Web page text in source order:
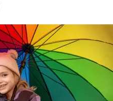
Bonus